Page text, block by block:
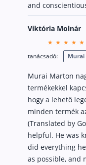
and
Viktória Molnár
tanácsadó:
Murai Marton
termékekkel
hogy a lehető
minden termék
(Translated by
helpful. He was
did everything
as possible, and